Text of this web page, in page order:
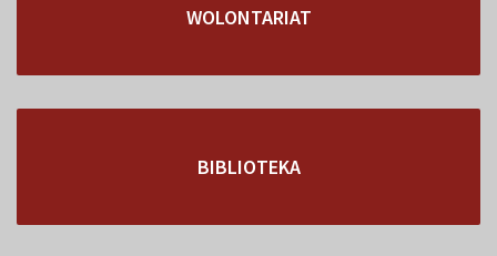
WOLONTARIAT
BIBLIOTEKA